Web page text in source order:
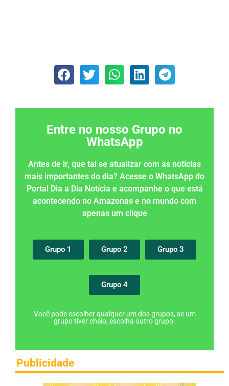
Entre no nosso Grupo no
WhatsApp
Antes de ir, que tal se atualizar com as notícias
mais importantes do dia? Acesse o WhatsApp do
Portal Dia a Dia Notícia e acompanhe o que está
acontecendo no Amazonas e no mundo com
apenas um clique
Grupo 1 Grupo 2 Grupo 3
Grupo 4
Você pode escolher qualquer um dos grupos, se um
grupo tiver cheio, escolha outro grupo.
Publicidade